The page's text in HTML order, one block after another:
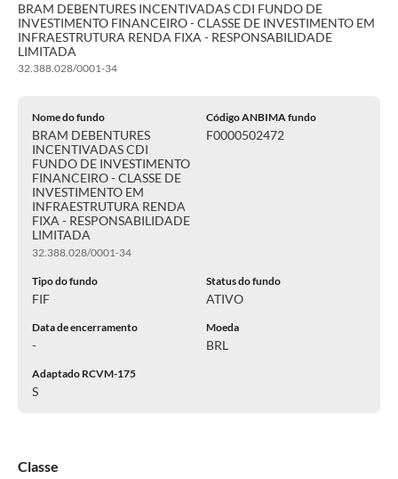
BRAM DEBENTURES INCENTIVADAS CDI FUNDO DE
INVESTIMENTO FINANCEIRO - CLASSE DE INVESTIMENTO EM
INFRAESTRUTURA RENDA FIXA - RESPONSABILIDADE
LIMITADA
32.388.028/0001-34
Nome do fundo
BRAM DEBENTURES
INCENTIVADAS CDI
FUNDO DE INVESTIMENTO
FINANCEIRO - CLASSE DE
INVESTIMENTO EM
INFRAESTRUTURA RENDA
FIXA - RESPONSABILIDADE
LIMITADA
32.388.028/0001-34
Código ANBIMA fundo
F0000502472
Tipo do fundo
FIF
Status do fundo
ATIVO
Data de encerramento
-
Moeda
BRL
Adaptado RCVM-175
S
Classe